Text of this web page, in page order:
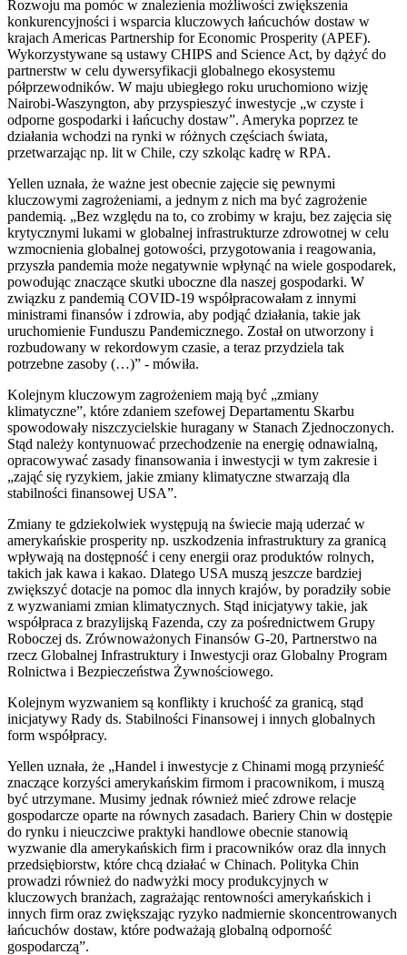
Rozwoju ma pomóc w znalezienia możliwości zwiększenia
konkurencyjności i wsparcia kluczowych łańcuchów dostaw w
krajach Americas Partnership for Economic Prosperity (APEF).
Wykorzystywane są ustawy CHIPS and Science Act, by dążyć do
partnerstw w celu dywersyfikacji globalnego ekosystemu
półprzewodników. W maju ubiegłego roku uruchomiono wizję
Nairobi-Waszyngton, aby przyspieszyć inwestycje „w czyste i
odporne gospodarki i łańcuchy dostaw”. Ameryka poprzez te
działania wchodzi na rynki w różnych częściach świata,
przetwarzając np. lit w Chile, czy szkoląc kadrę w RPA.
Yellen uznała, że ważne jest obecnie zajęcie się pewnymi
kluczowymi zagrożeniami, a jednym z nich ma być zagrożenie
pandemią. „Bez względu na to, co zrobimy w kraju, bez zajęcia się
krytycznymi lukami w globalnej infrastrukturze zdrowotnej w celu
wzmocnienia globalnej gotowości, przygotowania i reagowania,
przyszła pandemia może negatywnie wpłynąć na wiele gospodarek,
powodując znaczące skutki uboczne dla naszej gospodarki. W
związku z pandemią COVID-19 współpracowałam z innymi
ministrami finansów i zdrowia, aby podjąć działania, takie jak
uruchomienie Funduszu Pandemicznego. Został on utworzony i
rozbudowany w rekordowym czasie, a teraz przydziela tak
potrzebne zasoby (…)” - mówiła.
Kolejnym kluczowym zagrożeniem mają być „zmiany
klimatyczne”, które zdaniem szefowej Departamentu Skarbu
spowodowały niszczycielskie huragany w Stanach Zjednoczonych.
Stąd należy kontynuować przechodzenie na energię odnawialną,
opracowywać zasady finansowania i inwestycji w tym zakresie i
„zająć się ryzykiem, jakie zmiany klimatyczne stwarzają dla
stabilności finansowej USA”.
Zmiany te gdziekolwiek występują na świecie mają uderzać w
amerykańskie prosperity np. uszkodzenia infrastruktury za granicą
wpływają na dostępność i ceny energii oraz produktów rolnych,
takich jak kawa i kakao. Dlatego USA muszą jeszcze bardziej
zwiększyć dotacje na pomoc dla innych krajów, by poradziły sobie
z wyzwaniami zmian klimatycznych. Stąd inicjatywy takie, jak
współpraca z brazylijską Fazenda, czy za pośrednictwem Grupy
Roboczej ds. Zrównoważonych Finansów G-20, Partnerstwo na
rzecz Globalnej Infrastruktury i Inwestycji oraz Globalny Program
Rolnictwa i Bezpieczeństwa Żywnościowego.
Kolejnym wyzwaniem są konflikty i kruchość za granicą, stąd
inicjatywy Rady ds. Stabilności Finansowej i innych globalnych
form współpracy.
Yellen uznała, że „Handel i inwestycje z Chinami mogą przynieść
znaczące korzyści amerykańskim firmom i pracownikom, i muszą
być utrzymane. Musimy jednak również mieć zdrowe relacje
gospodarcze oparte na równych zasadach. Bariery Chin w dostępie
do rynku i nieuczciwe praktyki handlowe obecnie stanowią
wyzwanie dla amerykańskich firm i pracowników oraz dla innych
przedsiębiorstw, które chcą działać w Chinach. Polityka Chin
prowadzi również do nadwyżki mocy produkcyjnych w
kluczowych branżach, zagrażając rentowności amerykańskich i
innych firm oraz zwiększając ryzyko nadmiernie skoncentrowanych
łańcuchów dostaw, które podważają globalną odporność
gospodarczą”.